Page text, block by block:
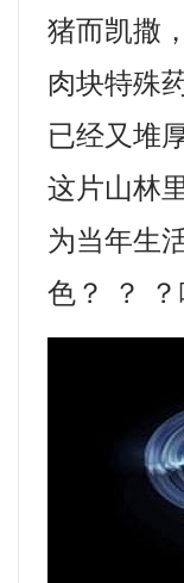
猪而凯撒
肉块特殊
已经又堆
这片山林
为当年生
色？ ？ ？